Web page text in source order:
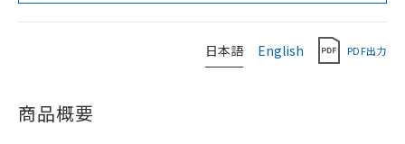
日本語 English PDF出力
商品概要